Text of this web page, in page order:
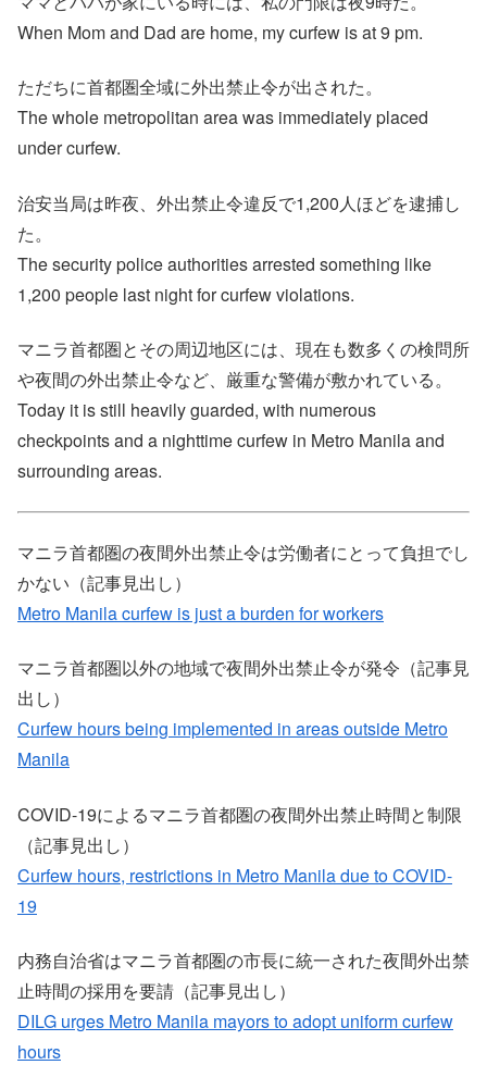
When Mom and Dad are home, my curfew is at 9 pm.
ただちに首都圏全域に外出禁止令が出された。
The whole metropolitan area was immediately placed
under curfew.
治安当局は昨夜、外出禁止令違反で1,200人ほどを逮捕し
た。
The security police authorities arrested something like
1,200 people last night for curfew violations.
マニラ首都圏とその周辺地区には、現在も数多くの検問所
や夜間の外出禁止令など、厳重な警備が敷かれている。
Today it is still heavily guarded, with numerous
checkpoints and a nighttime curfew in Metro Manila and
surrounding areas.
マニラ首都圏の夜間外出禁止令は労働者にとって負担でし
かない（記事見出し）
Metro Manila curfew is just a burden for workers
マニラ首都圏以外の地域で夜間外出禁止令が発令（記事見
出し）
Curfew hours being implemented in areas outside Metro
Manila
COVID-19によるマニラ首都圏の夜間外出禁止時間と制限
（記事見出し）
Curfew hours, restrictions in Metro Manila due to COVID-
19
内務自治省はマニラ首都圏の市長に統一された夜間外出禁
止時間の採用を要請（記事見出し）
DILG urges Metro Manila mayors to adopt uniform curfew
hours